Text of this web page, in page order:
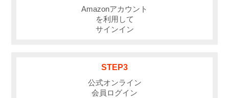
Amazonアカウント
を利用して
サインイン
STEP3
公式オンライン
会員ログイン